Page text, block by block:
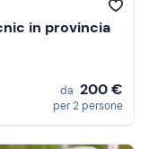
in provincia
da 200 €
per 2 persone